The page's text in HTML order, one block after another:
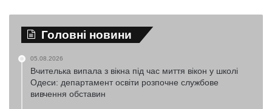
Головні новини
05.08.2026
Вчителька випала з вікна під час миття вікон у школі
Одеси: департамент освіти розпочне службове
вивчення обставин